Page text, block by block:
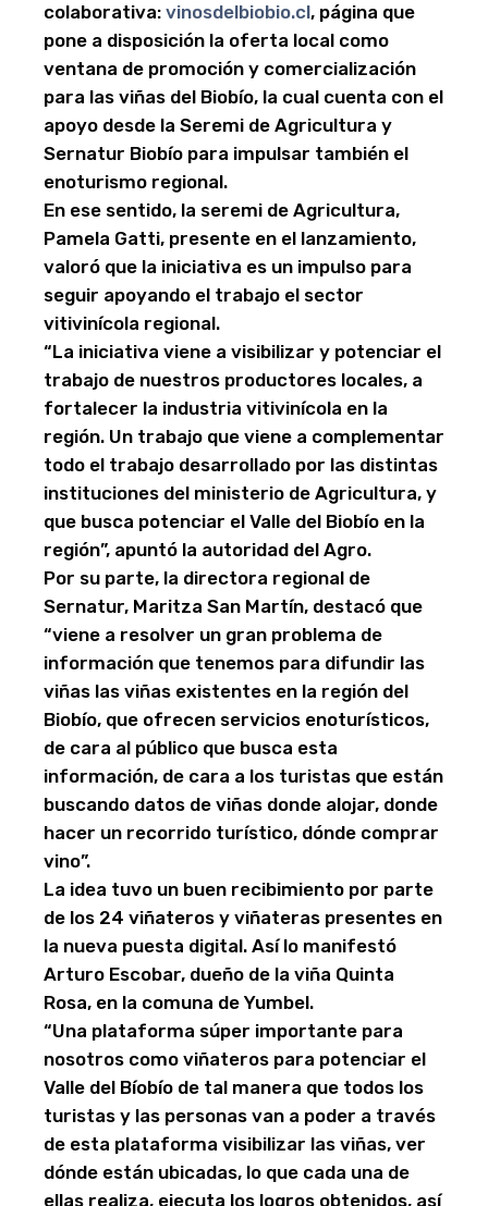
colaborativa: vinosdelbiobio.cl, página que
pone a disposición la oferta local como
ventana de promoción y comercialización
para las viñas del Biobío, la cual cuenta con el
apoyo desde la Seremi de Agricultura y
Sernatur Biobío para impulsar también el
enoturismo regional.
En ese sentido, la seremi de Agricultura,
Pamela Gatti, presente en el lanzamiento,
valoró que la iniciativa es un impulso para
seguir apoyando el trabajo el sector
vitivinícola regional.
“La iniciativa viene a visibilizar y potenciar el
trabajo de nuestros productores locales, a
fortalecer la industria vitivinícola en la
región. Un trabajo que viene a complementar
todo el trabajo desarrollado por las distintas
instituciones del ministerio de Agricultura, y
que busca potenciar el Valle del Biobío en la
región”, apuntó la autoridad del Agro.
Por su parte, la directora regional de
Sernatur, Maritza San Martín, destacó que
“viene a resolver un gran problema de
información que tenemos para difundir las
viñas las viñas existentes en la región del
Biobío, que ofrecen servicios enoturísticos,
de cara al público que busca esta
información, de cara a los turistas que están
buscando datos de viñas donde alojar, donde
hacer un recorrido turístico, dónde comprar
vino”.
La idea tuvo un buen recibimiento por parte
de los 24 viñateros y viñateras presentes en
la nueva puesta digital. Así lo manifestó
Arturo Escobar, dueño de la viña Quinta
Rosa, en la comuna de Yumbel.
“Una plataforma súper importante para
nosotros como viñateros para potenciar el
Valle del Bíobío de tal manera que todos los
turistas y las personas van a poder a través
de esta plataforma visibilizar las viñas, ver
dónde están ubicadas, lo que cada una de
ellas realiza, ejecuta los logros obtenidos, así